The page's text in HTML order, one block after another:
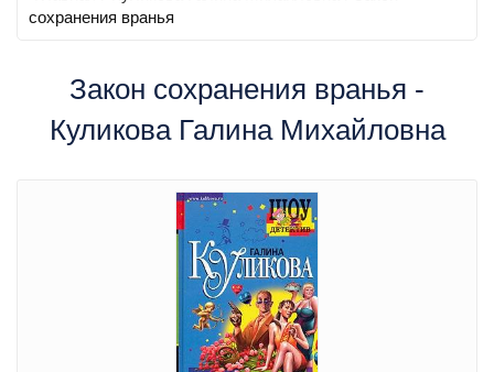
сохранения вранья
Закон сохранения вранья -
Куликова Галина Михайловна